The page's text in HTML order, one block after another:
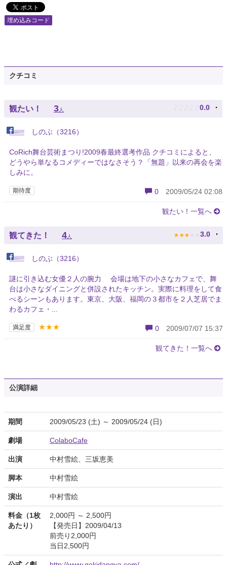
埋め込みコード
クチコミ
観たい！ 3人 ♪ ♪ ♪ ♪ ♪ 0.0
しのぶ（3216）
CoRich舞台芸術まつり!2009春最終選考作品 クチコミによると、
どうやら単なるコメディーではなさそう？「無題」以来の再会を楽
しみに。
期待度 0 2009/05/24 02:08
観たい！一覧へ
観てきた！ 4 人 ★ ★ ★ ★ ★ 3.0
しのぶ（3216）
謎に引き込む女優２人の腕力 会場は地下の小さなカフェで、舞
台は小さなダイニングと併設されたキッチン。実際に料理をして食
べるシーンもあります。東京、大阪、福岡の３都市を２人芝居でま
わるカフェ・...
満足度 ★★★ 0 2009/07/07 15:37
観てきた！一覧へ
公演詳細
期間 2009/05/23 (土) ～ 2009/05/24 (日)
劇場 ColaboCafe
出演 中村雪絵、三坂恵美
脚本 中村雪絵
演出 中村雪絵
料金（1枚
あたり）
2,000円 ～ 2,500円
【発売日】2009/04/13
前売り2,000円
当日2,500円